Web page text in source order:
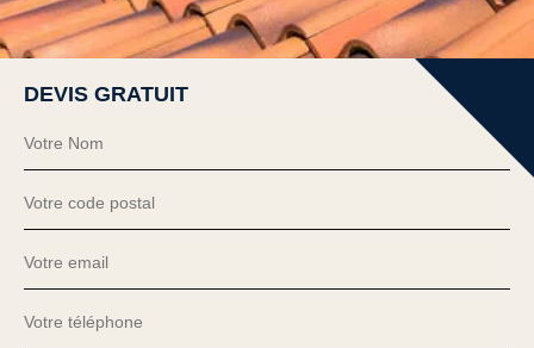
DEVIS GRATUIT